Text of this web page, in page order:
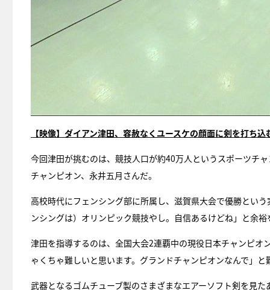
【映像】ダイアン津田、容赦なくユースケの顔面に剣を打ち込
今回津田が挑むのは、競技人口が約40万人というスポーツチ
チャンピオン、永井五月さんだ。
高校時代にフェンシング部に所属し、滋賀県大会で優勝とい
ンシングは）オリンピック競技やし。自信あるけどね」と余
津田を指導するのは、全国大会2連覇中の現役日本チャンピ
ゃくちゃ難しいと思います。グランドチャンピオンなんで」と
武器となるゴムチューブ製のさまざまなエアーソフト剣を見